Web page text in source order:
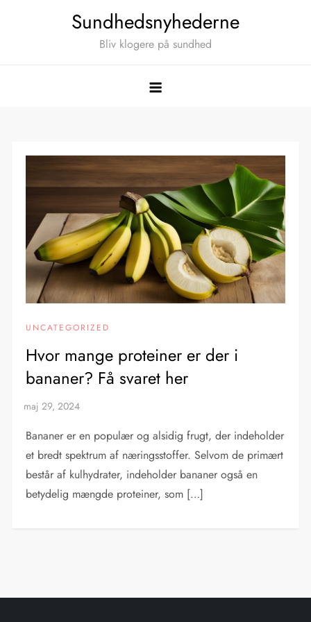
Sundhedsnyhederne
Bliv klogere på sundhed
UNCATEGORIZED
Hvor mange proteiner er der i
bananer? Få svaret her
Bananer er en populær og alsidig frugt, der indeholder
et bredt spektrum af næringsstoffer. Selvom de primært
består af kulhydrater, indeholder bananer også en
betydelig mængde proteiner, som […]